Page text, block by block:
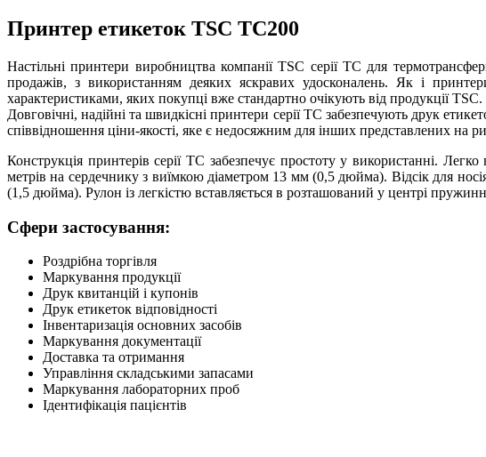
Принтер етикеток TSC TC200
Настільні принтери виробництва компанії TSC серії TC для
продажів, з використанням деяких яскравих удосконалень. Як і
характеристиками, яких покупці вже стандартно очікують від продукції TSC.
Довговічні, надійні та швидкісні принтери серії TC забезпечують друк
співвідношення ціни-якості, яке є недосяжним для інших представлених на
Конструкція принтерів серії TC забезпечує простоту у використанні.
метрів на сердечнику з виїмкою діаметром 13 мм (0,5 дюйма). Відсік для
(1,5 дюйма). Рулон із легкістю вставляється в розташований у центрі
Сфери застосування:
Роздрібна торгівля
Маркування продукції
Друк квитанцій і купонів
Друк етикеток відповідності
Інвентаризація основних засобів
Маркування документації
Доставка та отримання
Управління складськими запасами
Маркування лабораторних проб
Ідентифікація пацієнтів